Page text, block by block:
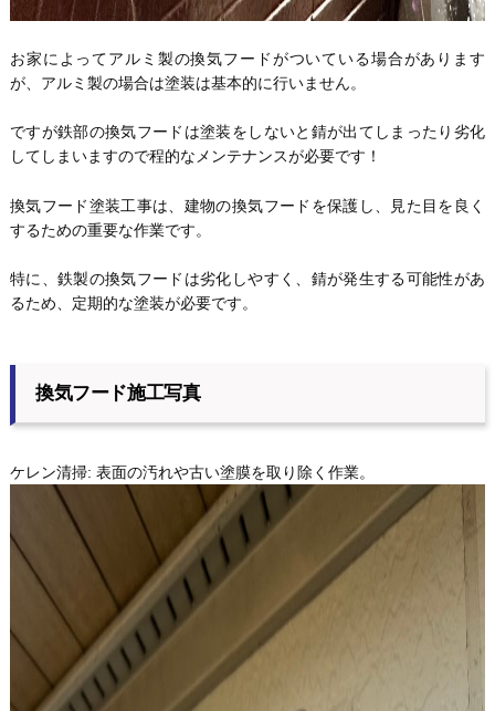
お家によってアルミ製の換気フードがついている場合があります
が、アルミ製の場合は塗装は基本的に行いません。
ですが鉄部の換気フードは塗装をしないと錆が出てしまったり劣化
してしまいますので程的なメンテナンスが必要です！
換気フード塗装工事は、建物の換気フードを保護し、見た目を良く
するための重要な作業です。
特に、鉄製の換気フードは劣化しやすく、錆が発生する可能性があ
るため、定期的な塗装が必要です。
換気フード施工写真
ケレン清掃: 表面の汚れや古い塗膜を取り除く作業。